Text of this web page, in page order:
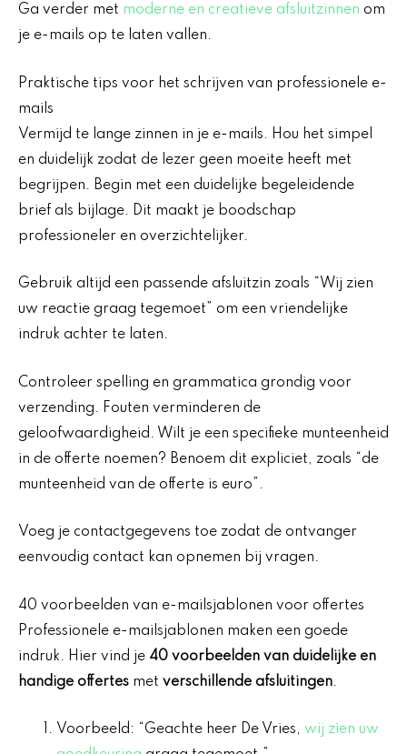
Ga verder met moderne en creatieve afsluitzinnen om
je e-mails op te laten vallen.
Praktische tips voor het schrijven van professionele e-
mails
Vermijd te lange zinnen in je e-mails. Hou het simpel
en duidelijk zodat de lezer geen moeite heeft met
begrijpen. Begin met een duidelijke begeleidende
brief als bijlage. Dit maakt je boodschap
professioneler en overzichtelijker.
Gebruik altijd een passende afsluitzin zoals “Wij zien
uw reactie graag tegemoet” om een vriendelijke
indruk achter te laten.
Controleer spelling en grammatica grondig voor
verzending. Fouten verminderen de
geloofwaardigheid. Wilt je een specifieke munteenheid
in de offerte noemen? Benoem dit expliciet, zoals “de
munteenheid van de offerte is euro”.
Voeg je contactgegevens toe zodat de ontvanger
eenvoudig contact kan opnemen bij vragen.
40 voorbeelden van e-mailsjablonen voor offertes
Professionele e-mailsjablonen maken een goede
indruk. Hier vind je 40 voorbeelden van duidelijke en
handige offertes met verschillende afsluitingen.
Voorbeeld: “Geachte heer De Vries, wij zien uw